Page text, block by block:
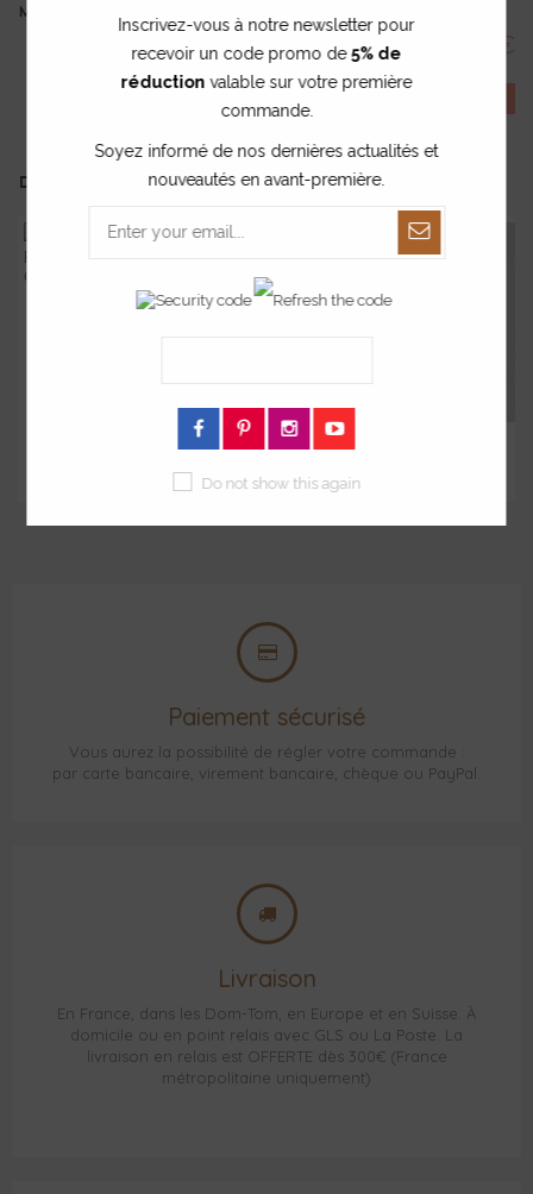
MONTANT TOTAL :
45.00 €
DANS LA MÊME COLLECTION ...
Affiche en plexig...
Décoration papillon
Paiement sécurisé
Vous aurez la possibilité de régler votre commande :
par carte bancaire, virement bancaire, chèque ou PayPal.
Livraison
En France, dans les Dom-Tom, en Europe et en Suisse. À
domicile ou en point relais avec GLS ou La Poste. La
livraison en relais est OFFERTE dès 300€ (France
métropolitaine uniquement)
Inscrivez-vous à notre newsletter pour
recevoir un code promo de5% de
réduction valable sur votre première
commande.
Soyez informé de nos dernières actualités et
nouveautés en avant-première.
Do not show this again